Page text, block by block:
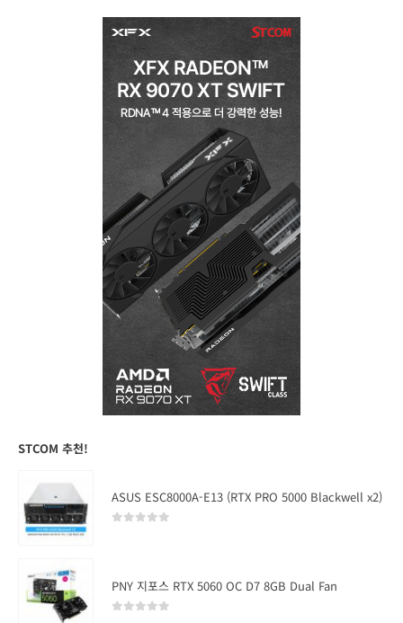
STCOM 추천!
ASUS ESC8000A-E13 (RTX PRO 5000 Blackwell x2)
PNY 지포스 RTX 5060 OC D7 8GB Dual Fan